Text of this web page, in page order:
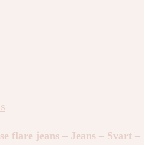
flare jeans – Jeans – Svart –